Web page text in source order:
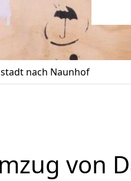
nach Naunhof
von